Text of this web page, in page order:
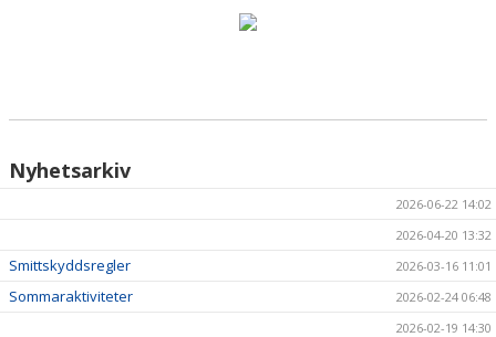
Nyhetsarkiv
2026-06-22 14:02
2026-04-20 13:32
Smittskyddsregler 2026-03-16 11:01
Sommaraktiviteter
2026-02-24 06:48
2026-02-19 14:30